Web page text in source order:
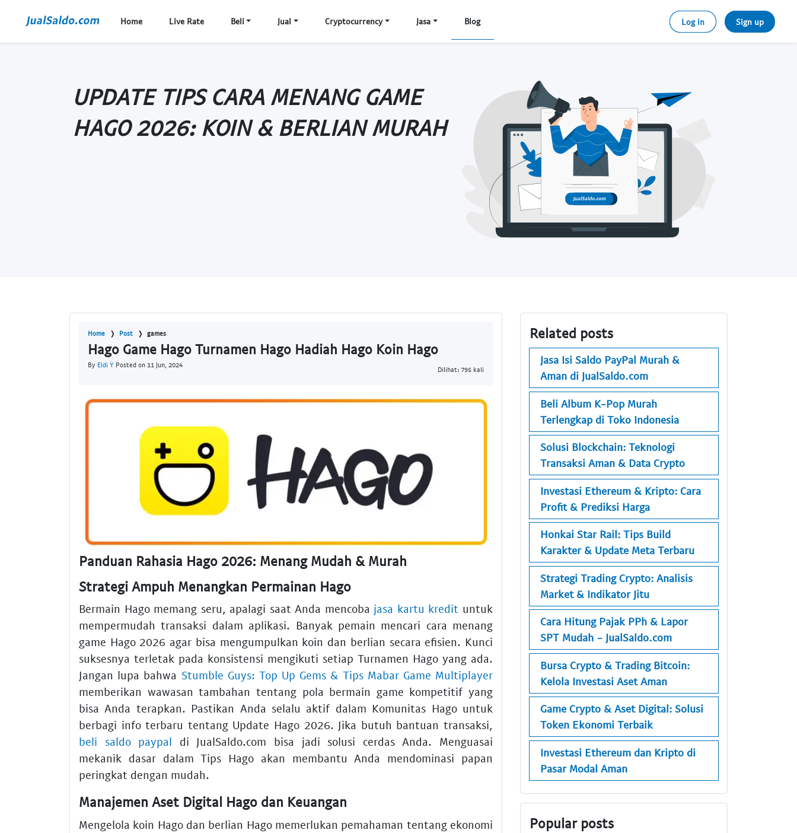
Home Live Rate Beli Jual Cryptocurrency Jasa Blog Log in Sign up
UPDATE TIPS CARA MENANG GAME
HAGO 2026: KOIN & BERLIAN MURAH
Home Post games
Hago Game Hago Turnamen Hago Hadiah Hago Koin Hago
By Eldi Y Posted on 11 Jun, 2024
Dilihat: 795 kali
Panduan Rahasia Hago 2026: Menang Mudah & Murah
Strategi Ampuh Menangkan Permainan Hago
Bermain Hago memang seru, apalagi saat Anda mencoba jasa kartu kredit untuk
mempermudah transaksi dalam aplikasi. Banyak pemain mencari cara menang
game Hago 2026 agar bisa mengumpulkan koin dan berlian secara efisien. Kunci
suksesnya terletak pada konsistensi mengikuti setiap Turnamen Hago yang ada.
Jangan lupa bahwa Stumble Guys: Top Up Gems & Tips Mabar Game Multiplayer
memberikan wawasan tambahan tentang pola bermain game kompetitif yang
bisa Anda terapkan. Pastikan Anda selalu aktif dalam Komunitas Hago untuk
berbagi info terbaru tentang Update Hago 2026. Jika butuh bantuan transaksi,
beli saldo paypal di JualSaldo.com bisa jadi solusi cerdas Anda. Menguasai
mekanik dasar dalam Tips Hago akan membantu Anda mendominasi papan
peringkat dengan mudah.
Manajemen Aset Digital Hago dan Keuangan
Mengelola koin Hago dan berlian Hago memerlukan pemahaman tentang ekonomi
Related posts
Jasa Isi Saldo PayPal Murah &
Aman di JualSaldo.com
Beli Album K-Pop Murah
Terlengkap di Toko Indonesia
Solusi Blockchain: Teknologi
Transaksi Aman & Data Crypto
Investasi Ethereum & Kripto: Cara
Profit & Prediksi Harga
Honkai Star Rail: Tips Build
Karakter & Update Meta Terbaru
Strategi Trading Crypto: Analisis
Market & Indikator Jitu
Cara Hitung Pajak PPh & Lapor
SPT Mudah - JualSaldo.com
Bursa Crypto & Trading Bitcoin:
Kelola Investasi Aset Aman
Game Crypto & Aset Digital: Solusi
Token Ekonomi Terbaik
Investasi Ethereum dan Kripto di
Pasar Modal Aman
Popular posts